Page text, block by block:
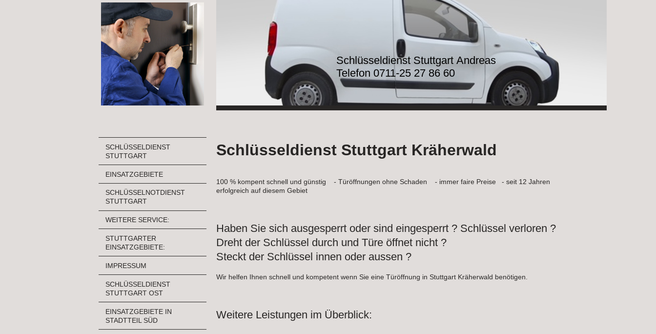
SCHLÜSSELDIENST
STUTTGART
EINSATZGEBIETE
SCHLÜSSELNOTDIENST
STUTTGART
WEITERE SERVICE:
STUTTGARTER
EINSATZGEBIETE:
IMPRESSUM
SCHLÜSSELDIENST
STUTTGART OST
EINSATZGEBIETE IN
STADTTEIL SÜD
Schlüsseldienst Stuttgart Andreas
Telefon 0711-25 27 86 60
Schlüsseldienst Stuttgart Kräherwald
100 % kompent schnell und günstig - Türöffnungen ohne Schaden - immer faire Preise - seit 12 Jahren
erfolgreich auf diesem Gebiet
Haben Sie sich ausgesperrt oder sind eingesperrt ? Schlüssel verloren ?
Dreht der Schlüssel durch und Türe öffnet nicht ?
Steckt der Schlüssel innen oder aussen ?
Wir helfen Ihnen schnell und kompetent wenn Sie eine Türöffnung in Stuttgart Kräherwald benötigen.
Weitere Leistungen im Überblick: